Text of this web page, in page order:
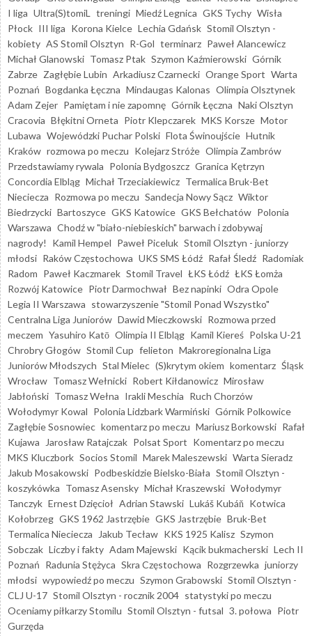
I liga Ultra(S)tomiL treningi Miedź Legnica GKS Tychy Wisła
Płock III liga Korona Kielce Lechia Gdańsk Stomil Olsztyn -
kobiety AS Stomil Olsztyn R-Gol terminarz Paweł Alancewicz
Michał Glanowski Tomasz Ptak Szymon Kaźmierowski Górnik
Zabrze Zagłębie Lubin Arkadiusz Czarnecki Orange Sport Warta
Poznań Bogdanka Łęczna Mindaugas Kalonas Olimpia Olsztynek
Adam Zejer Pamiętam i nie zapomnę Górnik Łęczna Naki Olsztyn
Cracovia Błękitni Orneta Piotr Klepczarek MKS Korsze Motor
Lubawa Wojewódzki Puchar Polski Flota Świnoujście Hutnik
Kraków rozmowa po meczu Kolejarz Stróże Olimpia Zambrów
Przedstawiamy rywala Polonia Bydgoszcz Granica Kętrzyn
Concordia Elbląg Michał Trzeciakiewicz Termalica Bruk-Bet
Nieciecza Rozmowa po meczu Sandecja Nowy Sącz Wiktor
Biedrzycki Bartoszyce GKS Katowice GKS Bełchatów Polonia
Warszawa Chodź w "biało-niebieskich" barwach i zdobywaj
nagrody!
Kamil Hempel Paweł Piceluk Stomil Olsztyn - juniorzy
młodsi Raków Częstochowa UKS SMS Łódź Rafał Śledź Radomiak
Radom Paweł Kaczmarek Stomil Travel ŁKS Łódź ŁKS Łomża
Rozwój Katowice Piotr Darmochwał Bez napinki Odra Opole
Legia II Warszawa stowarzyszenie "Stomil Ponad Wszystko"
Centralna Liga Juniorów Dawid Mieczkowski Rozmowa przed
meczem Yasuhiro Katō Olimpia II Elbląg Kamil Kiereś Polska U-21
Chrobry Głogów Stomil Cup felieton Makroregionalna Liga
Juniorów Młodszych Stal Mielec (S)krytym okiem komentarz Śląsk
Wrocław Tomasz Wełnicki Robert Kiłdanowicz Mirosław
Jabłoński Tomasz Wełna Irakli Meschia Ruch Chorzów
Wołodymyr Kowal Polonia Lidzbark Warmiński Górnik Polkowice
Zagłębie Sosnowiec komentarz po meczu Mariusz Borkowski Rafał
Kujawa
Jarosław Ratajczak Polsat Sport Komentarz po meczu
MKS Kluczbork Socios Stomil Marek Maleszewski Warta Sieradz
Jakub Mosakowski Podbeskidzie Bielsko-Biała Stomil Olsztyn -
koszykówka Tomasz Asensky Michał Kraszewski Wołodymyr
Tanczyk Ernest Dzięcioł Adrian Stawski Lukáš Kubáň Kotwica
Kołobrzeg GKS 1962 Jastrzębie GKS Jastrzębie Bruk-Bet
Termalica Nieciecza
Jakub Tecław KKS 1925 Kalisz Szymon
Sobczak Liczby i fakty Adam Majewski Kącik bukmacherski Lech II
Poznań Radunia Stężyca Skra Częstochowa Rozgrzewka juniorzy
młodsi wypowiedź po meczu Szymon Grabowski Stomil Olsztyn -
CLJ U-17 Stomil Olsztyn - rocznik 2004 statystyki po meczu
Oceniamy piłkarzy Stomilu Stomil Olsztyn - futsal 3. połowa Piotr
Gurzęda